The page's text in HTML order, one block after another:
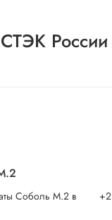
России
Соболь М.2 в
+